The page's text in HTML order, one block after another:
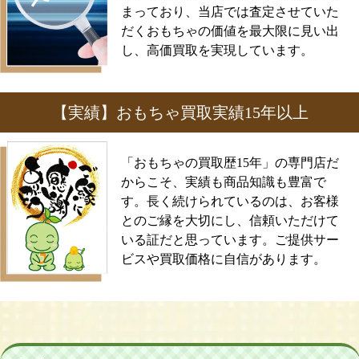
まっており、当店では査定させていた
だくおもちゃの価値を最大限に見い出
し、高価買取を実現しています。
【実績】おもちゃ買取実績15年以上
「おもちゃの買取歴15年」の専門店だ
からこそ、実績も商品知識も豊富で
す。長く続けられているのは、お客様
とのご縁を大切にし、信頼いただけて
いる証だと思っています。ご提供サー
ビスや買取価格に自信があります。